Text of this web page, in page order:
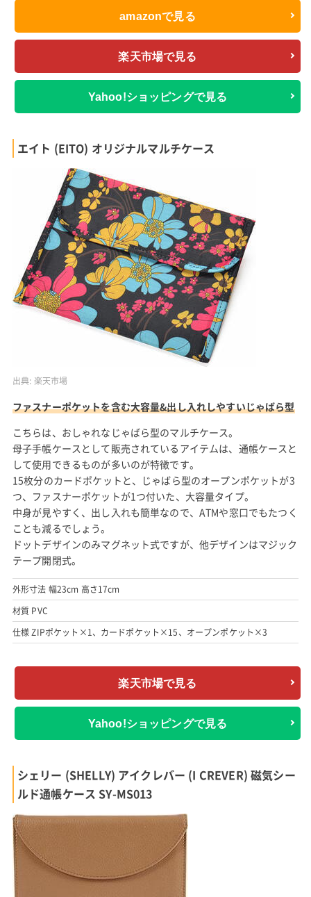
amazonで見る
楽天市場で見る
Yahoo!ショッピングで見る
エイト (EITO) オリジナルマルチケース
出典: 楽天市場
ファスナーポケットを含む大容量&出し入れしやすいじゃばら型
こちらは、おしゃれなじゃばら型のマルチケース。
母子手帳ケースとして販売されているアイテムは、通帳ケースと
して使用できるものが多いのが特徴です。
15枚分のカードポケットと、じゃばら型のオープンポケットが3
つ、ファスナーポケットが1つ付いた、大容量タイプ。
中身が見やすく、出し入れも簡単なので、ATMや窓口でもたつく
ことも減るでしょう。
ドットデザインのみマグネット式ですが、他デザインはマジック
テープ開閉式。
外形寸法 幅23cm 高さ17cm
材質 PVC
仕様 ZIPポケット×1、カードポケット×15、オープンポケット×3
楽天市場で見る
Yahoo!ショッピングで見る
シェリー (SHELLY) アイクレバー (I CREVER) 磁気シー
ルド通帳ケース SY-MS013